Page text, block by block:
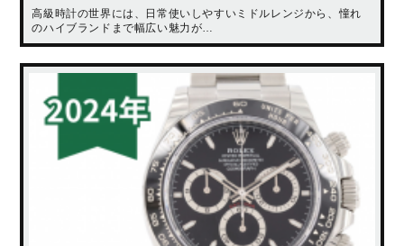
高級時計の世界には、日常使いしやすいミドルレンジから、憧れ
のハイブランドまで幅広い魅力が…